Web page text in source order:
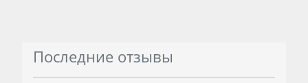
Последние отзывы